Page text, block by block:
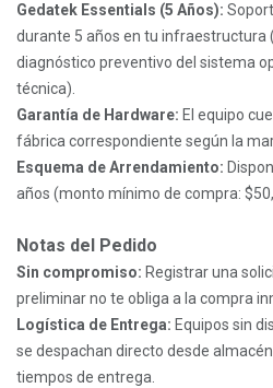
Gedatek Essentials (5 Años):
durante 5 años en tu infraestructura
diagnóstico preventivo del sistema
técnica).
Garantía de Hardware: El equipo
fábrica correspondiente según la
Esquema de Arrendamiento:
años (monto mínimo de compra:
Notas del Pedido
Sin compromiso: Registrar una
preliminar no te obliga a la compra
Logística de Entrega: Equipos sin
se despachan directo desde
tiempos de entrega.